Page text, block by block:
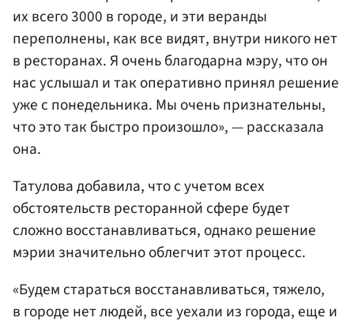
их всего 3000 в городе, и эти веранды
переполнены, как все видят, внутри никого нет
в ресторанах. Я очень благодарна мэру, что он
нас услышал и так оперативно принял решение
уже с понедельника. Мы очень признательны,
что это так быстро произошло», — рассказала
она.
Татулова добавила, что с учетом всех
обстоятельств ресторанной сфере будет
сложно восстанавливаться, однако решение
мэрии значительно облегчит этот процесс.
«Будем стараться восстанавливаться, тяжело,
в городе нет людей, все уехали из города, еще и